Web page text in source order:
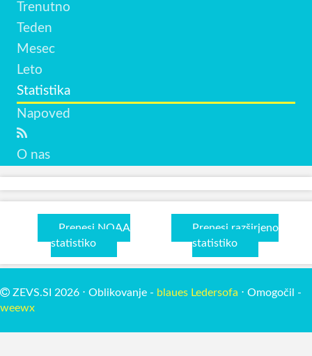
Trenutno
Teden
Mesec
Leto
Statistika
Napoved
O nas
Prenesi NOAA
statistiko
Prenesi razširjeno
statistiko
ZEVS.SI 2026 ⋅ Oblikovanje - blaues Ledersofa ⋅ Omogočil -
weewx